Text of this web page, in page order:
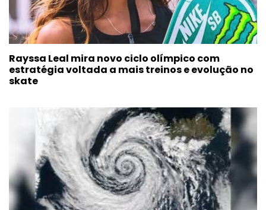
Rayssa Leal mira novo ciclo olímpico com
estratégia voltada a mais treinos e evolução no
skate